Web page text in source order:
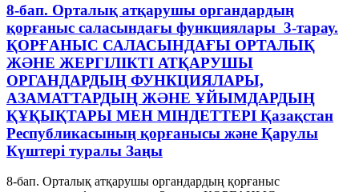
8-бап. Орталық атқарушы органдардың
қорғаныс саласындағы функциялары 3-тарау.
ҚОРҒАНЫС САЛАСЫНДАҒЫ ОРТАЛЫҚ
ЖӘНЕ ЖЕРГІЛIКТІ АТҚАРУШЫ
ОРГАНДАРДЫҢ ФУНКЦИЯЛАРЫ,
АЗАМАТТАРДЫҢ ЖӘНЕ ҰЙЫМДАРДЫҢ
ҚҰҚЫҚТАРЫ МЕН МIНДЕТТЕРІ Қазақстан
Республикасының қорғанысы және Қарулы
Күштері туралы Заңы
8-бап. Орталық атқарушы органдардың қорғаныс